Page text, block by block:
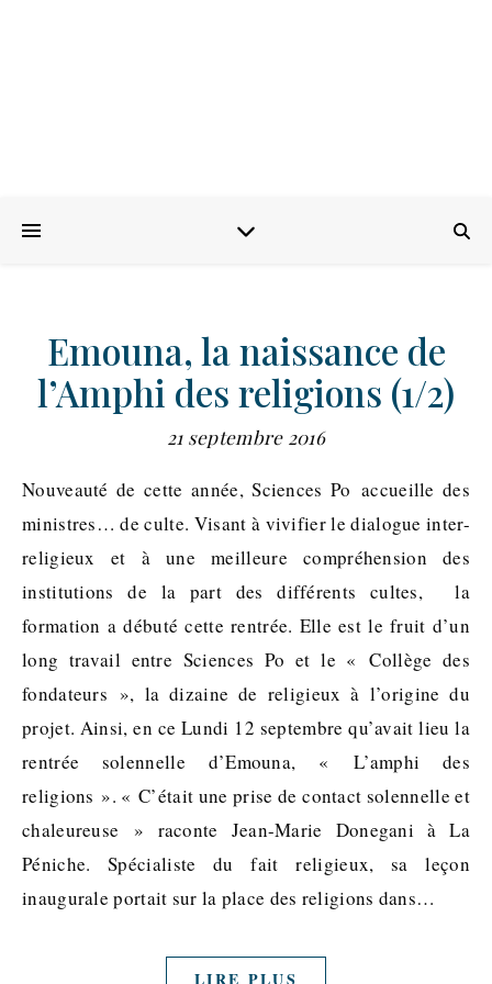
Emouna, la naissance de
l’Amphi des religions (1/2)
21 septembre 2016
Nouveauté de cette année, Sciences Po accueille des
ministres… de culte. Visant à vivifier le dialogue inter-
religieux et à une meilleure compréhension des
institutions de la part des différents cultes, la
formation a débuté cette rentrée. Elle est le fruit d’un
long travail entre Sciences Po et le « Collège des
fondateurs », la dizaine de religieux à l’origine du
projet. Ainsi, en ce Lundi 12 septembre qu’avait lieu la
rentrée solennelle d’Emouna, « L’amphi des
religions ». « C’était une prise de contact solennelle et
chaleureuse » raconte Jean-Marie Donegani à La
Péniche. Spécialiste du fait religieux, sa leçon
inaugurale portait sur la place des religions dans…
LIRE PLUS